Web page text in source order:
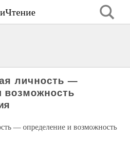
личность —
возможность
— определение и возможность